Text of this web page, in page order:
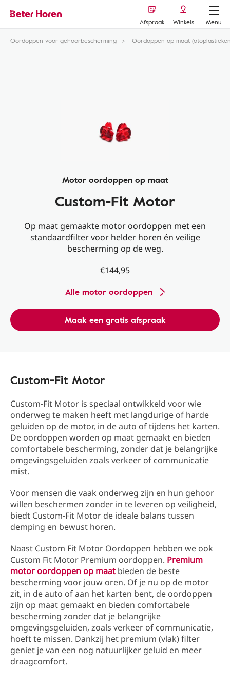
Afspraak Winkels
Menu
Oordoppen voor gehoorbescherming
Oordoppen op maat
Motor oordoppen op maat
Custom-Fit Motor
Op maat gemaakte motor oordoppen met een
standaardfilter voor helder horen én veilige
bescherming op de weg.
€144,95
Alle motor oordoppen
Maak een gratis afspraak
Custom-Fit Motor
Custom-Fit Motor is speciaal ontwikkeld voor wie
onderweg te maken heeft met langdurige of harde
geluiden op de motor, in de auto of tijdens het karten.
De oordoppen worden op maat gemaakt en bieden
comfortabele bescherming, zonder dat je belangrijke
omgevingsgeluiden zoals verkeer of communicatie
mist.
Voor mensen die vaak onderweg zijn en hun gehoor
willen beschermen zonder in te leveren op veiligheid,
biedt Custom-Fit Motor de ideale balans tussen
demping en bewust horen.
Naast Custom Fit Motor Oordoppen hebben we ook
Custom Fit Motor Premium oordoppen. Premium
motor oordoppen op maat bieden de beste
bescherming voor jouw oren. Of je nu op de motor
zit, in de auto of aan het karten bent, de oordoppen
zijn op maat gemaakt en bieden comfortabele
bescherming zonder dat je belangrijke
omgevingsgeluiden, zoals verkeer of communicatie,
hoeft te missen. Dankzij het premium (vlak) filter
geniet je van een nog natuurlijker geluid en meer
draagcomfort.